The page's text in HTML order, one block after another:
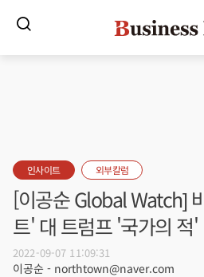
인사이트 외부칼럼
[이공순 Global Watch]
트' 대 트럼프 '국가의 적'
2022-09-07 11:09:31
이공순 - northtown@naver.com